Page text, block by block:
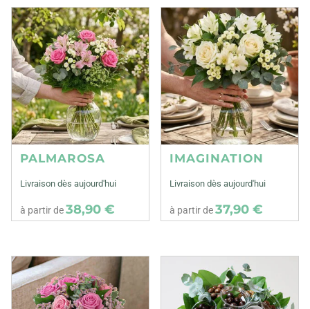
PALMAROSA
Livraison dès aujourd'hui
à partir de38,90 €
IMAGINATION
Livraison dès aujourd'hui
à partir de37,90 €